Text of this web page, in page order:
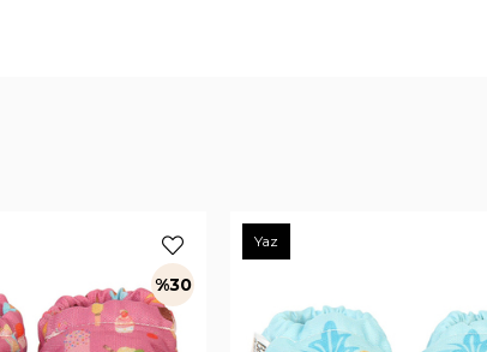
%30
Yaz